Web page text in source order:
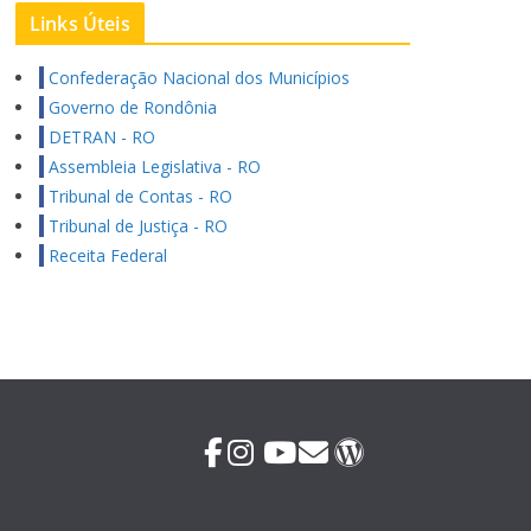
Links Úteis
Confederação Nacional dos Municípios
Governo de Rondônia
DETRAN - RO
Assembleia Legislativa - RO
Tribunal de Contas - RO
Tribunal de Justiça - RO
Receita Federal